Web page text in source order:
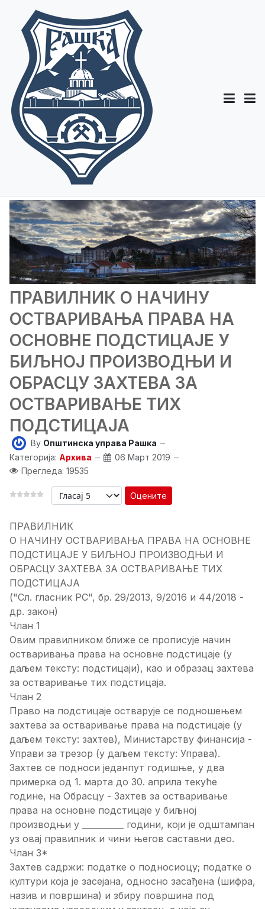
ПРАВИЛНИК О НАЧИНУ
ОСТВАРИВАЊА ПРАВА НА
ОСНОВНЕ ПОДСТИЦАЈЕ У
БИЉНОЈ ПРОИЗВОДЊИ И
ОБРАСЦУ ЗАХТЕВА ЗА
ОСТВАРИВАЊЕ ТИХ
ПОДСТИЦАЈА
By Општинска управа Рашка
Категорија: Архива
06 Март 2019
Прегледа: 19535
Оцените
ПРАВИЛНИК
О НАЧИНУ ОСТВАРИВАЊА ПРАВА НА ОСНОВНЕ
ПОДСТИЦАЈЕ У БИЉНОЈ ПРОИЗВОДЊИ И
ОБРАСЦУ ЗАХТЕВА ЗА ОСТВАРИВАЊЕ ТИХ
ПОДСТИЦАЈА
("Сл. гласник РС", бр. 29/2013, 9/2016 и 44/2018 -
др. закон)
Члан 1
Овим правилником ближе се прописује начин
остваривања права на основне подстицаје (у
даљем тексту: подстицаји), као и образац захтева
за остваривање тих подстицаја.
Члан 2
Право на подстицаје остварује се подношењем
захтева за остваривање права на подстицаје (у
даљем тексту: захтев), Министарству финансија -
Управи за трезор (у даљем тексту: Управа).
Захтев се подноси једанпут годишње, у два
примерка од 1. марта до 30. априла текуће
године, на Обрасцу - Захтев за остваривање
права на основне подстицаје у биљној
производњи у __________ години, који је одштампан
уз овај правилник и чини његов саставни део.
Члан 3*
Захтев садржи: податке о подносиоцу; податке о
култури која је засејана, односно засађена (шифра,
назив и површина) и збиру површина под